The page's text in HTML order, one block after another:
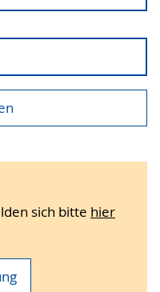
sich bitte hier